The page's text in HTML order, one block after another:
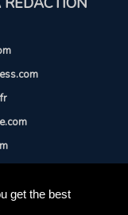
get the best